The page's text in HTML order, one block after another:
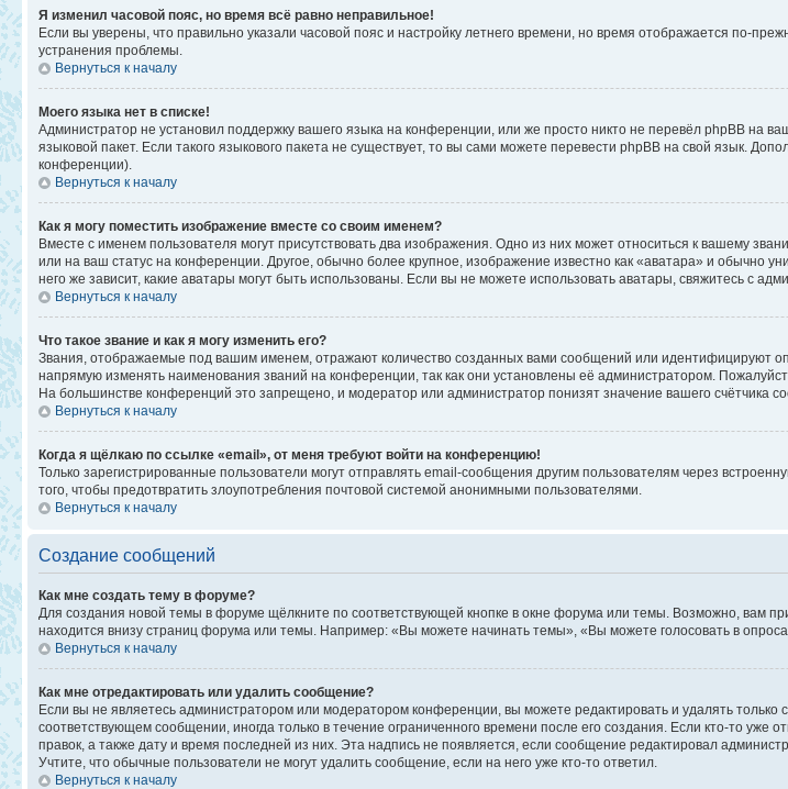
Я изменил часовой пояс, но время всё равно неправильное!
Если вы уверены, что правильно указали часовой пояс и настройку летнего времени, но время отображается по-
устранения проблемы.
Вернуться к началу
Моего языка нет в списке!
Администратор не установил поддержку вашего языка на конференции, или же просто никто не перевёл phpBB на
языковой пакет. Если такого языкового пакета не существует, то вы сами можете перевести phpBB на свой язык.
конференции).
Вернуться к началу
Как я могу поместить изображение вместе со своим именем?
Вместе с именем пользователя могут присутствовать два изображения. Одно из них может относиться к вашему
или на ваш статус на конференции. Другое, обычно более крупное, изображение известно как «аватара» и обычно
него же зависит, какие аватары могут быть использованы. Если вы не можете использовать аватары, свяжитесь с
Вернуться к началу
Что такое звание и как я могу изменить его?
Звания, отображаемые под вашим именем, отражают количество созданных вами сообщений или идентифицируют
напрямую изменять наименования званий на конференции, так как они установлены её администратором.
На большинстве конференций это запрещено, и модератор или администратор понизят значение вашего счётчика
Вернуться к началу
Когда я щёлкаю по ссылке «email», от меня требуют войти на конференцию!
Только зарегистрированные пользователи могут отправлять email-сообщения другим пользователям через
того, чтобы предотвратить злоупотребления почтовой системой анонимными пользователями.
Вернуться к началу
Создание сообщений
Как мне создать тему в форуме?
Для создания новой темы в форуме щёлкните по соответствующей кнопке в окне форума или темы. Возможно, вам
находится внизу страниц форума или темы. Например: «Вы можете начинать темы», «Вы можете голосовать в
Вернуться к началу
Как мне отредактировать или удалить сообщение?
Если вы не являетесь администратором или модератором конференции, вы можете редактировать и удалять
соответствующем сообщении, иногда только в течение ограниченного времени после его создания. Если кто-то
правок, а также дату и время последней из них. Эта надпись не появляется, если сообщение редактировал
Учтите, что обычные пользователи не могут удалить сообщение, если на него уже кто-то ответил.
Вернуться к началу